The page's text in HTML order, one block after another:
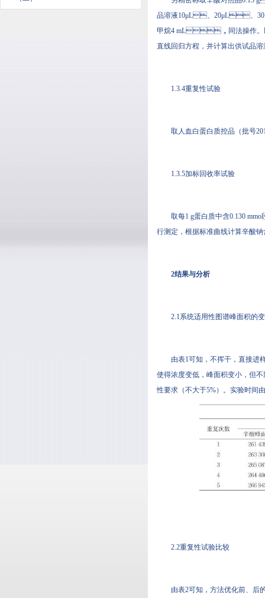
品溶液10μL、20μL、
甲烷4 mL，同法操作
直线回归方程，并计算出供试品
1.3.4重复性试验
取人血白蛋白质控品（批号
1.3.5加标回收率试验
取每1 g蛋白质中含0.130
行测定，根据标准曲线计算辛酸钠含量
2结果与分析
2.1系统适用性图谱峰面积的
由表1可知，不挥干，
使得浓度变低，峰面积变小，
性要求（不大于5%）。实验
2.2重复性试验比较
由表2可知，方法优化前